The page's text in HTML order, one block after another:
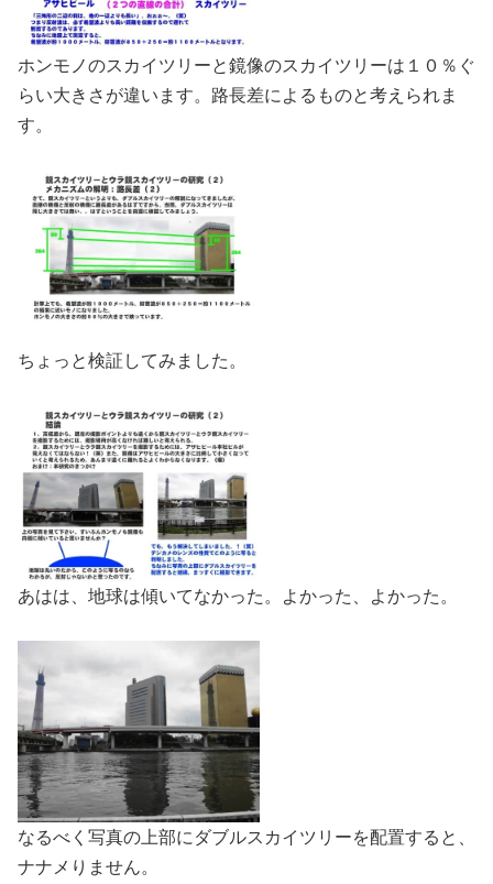
ホンモノのスカイツリーと鏡像のスカイツリーは１０％ぐ
らい大きさが違います。路長差によるものと考えられま
す。
ちょっと検証してみました。
あはは、地球は傾いてなかった。よかった、よかった。
なるべく写真の上部にダブルスカイツリーを配置すると、
ナナメりません。